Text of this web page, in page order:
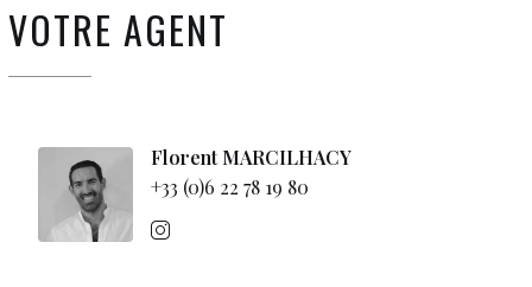
VOTRE AGENT
Florent MARCILHACY
+33 (0)6 22 78 19 80